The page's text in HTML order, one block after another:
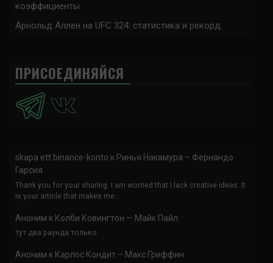
коэффициенты
Арнольд Аллен на UFC 324: статистика и рекорд
ПРИСОЕДИНЯЙСЯ
skapa ett binance-konto к Ринья Накамура – Фернандо
Гарсия
Thank you for your sharing. I am worried that I lack creative ideas. It
is your article that makes me…
Аноним к Колби Ковингтон — Майк Пайл
тут два раунда только
Аноним к Карлос Кондит – Макс Гриффин